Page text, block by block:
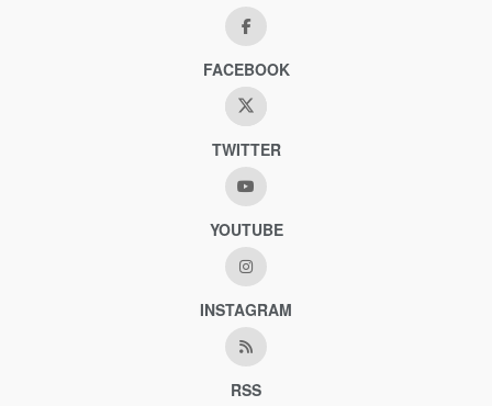
FACEBOOK
TWITTER
YOUTUBE
INSTAGRAM
RSS